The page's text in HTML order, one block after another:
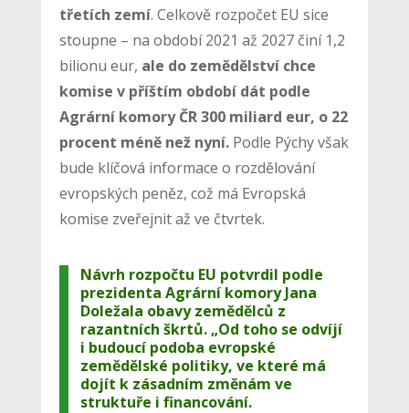
třetích zemí. Celkově rozpočet EU sice
stoupne – na období 2021 až 2027 činí 1,2
bilionu eur, ale do zemědělství chce
komise v příštím období dát podle
Agrární komory ČR 300 miliard eur, o 22
procent méně než nyní.Podle Pýchy však
bude klíčová informace o rozdělování
evropských peněz, což má Evropská
komise zveřejnit až ve čtvrtek.
Návrh rozpočtu EU potvrdil podle
prezidenta Agrární komory Jana
Doležala obavy zemědělců z
razantních škrtů. „Od toho se odvíjí
i budoucí podoba evropské
zemědělské politiky, ve které má
dojít k zásadním změnám ve
struktuře i financování.